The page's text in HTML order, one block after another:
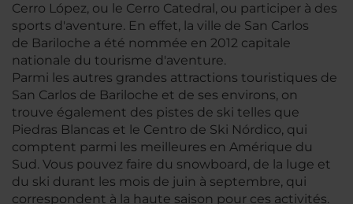
Cerro López, ou le Cerro Catedral, ou participer à des
sports d'aventure. En effet, la ville de San Carlos
de Bariloche a été nommée en 2012 capitale
nationale du tourisme d'aventure.
Parmi les autres grandes attractions touristiques de
San Carlos de Bariloche et de ses environs, on
trouve également des pistes de ski telles que
Piedras Blancas et le Centro de Ski Nórdico, qui
comptent parmi les meilleures en Amérique du
Sud. Vous pouvez faire du snowboard, de la luge et
du ski durant les mois de juin à septembre, qui
correspondent à la haute saison pour ces activités.